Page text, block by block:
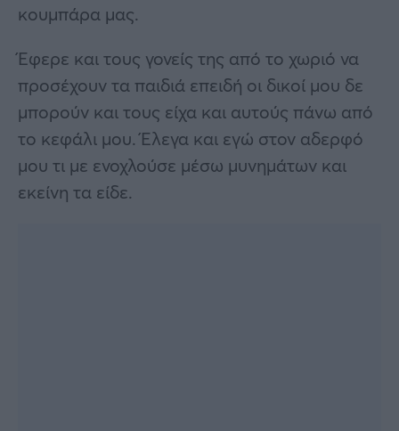
κουμπάρα μας.
Έφερε και τους γονείς της από το χωριό να
προσέχουν τα παιδιά επειδή οι δικοί μου δε
μπορούν και τους είχα και αυτούς πάνω από
το κεφάλι μου. Έλεγα και εγώ στον αδερφό
μου τι με ενοχλούσε μέσω μυνημάτων και
εκείνη τα είδε.